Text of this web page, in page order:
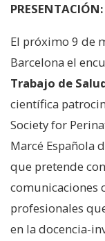
PRESENTACIÓN:
El próximo 9 de
Barcelona el
Trabajo de
científica
Society for
Marcé Española
que pretende
comunicaciones
profesionales
en la docencia-